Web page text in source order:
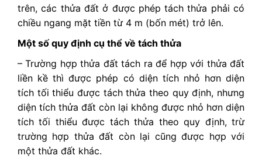
trên, các thửa đất ở được phép tách thửa phải có
chiều ngang mặt tiền từ 4 m (bốn mét) trở lên.
Một số quy định cụ thể về tách thửa
– Trường hợp thửa đất tách ra để hợp với thửa đất
liền kề thì được phép có diện tích nhỏ hơn diện
tích tối thiểu được tách thửa theo quy định, nhưng
diện tích thửa đất còn lại không được nhỏ hơn diện
tích tối thiểu được tách thửa theo quy định, trừ
trường hợp thửa đất còn lại cũng được hợp với
một thửa đất khác.